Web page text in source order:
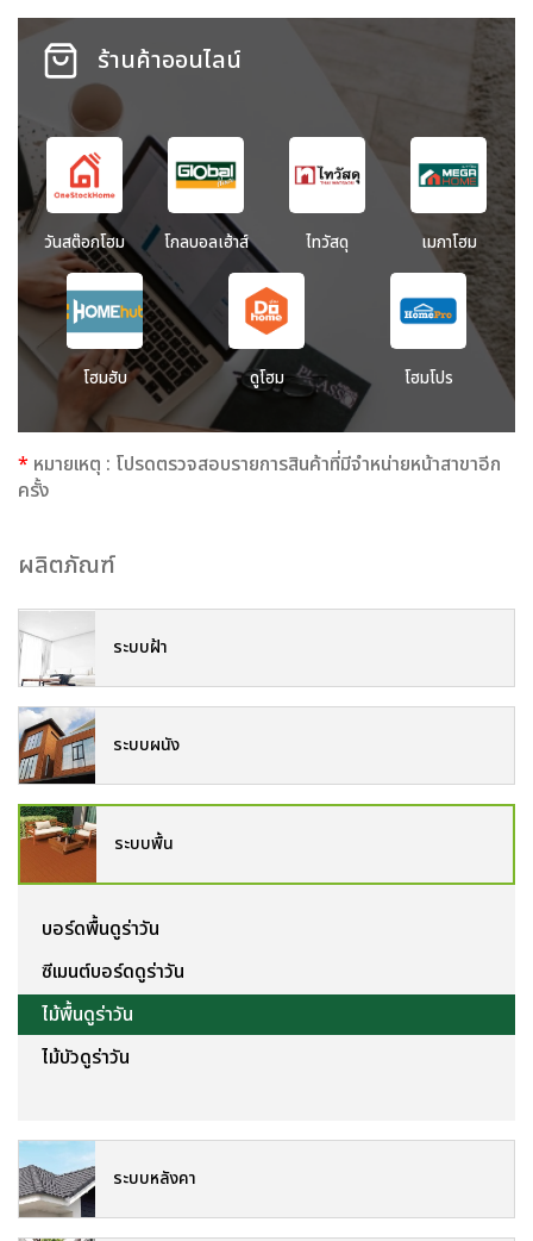
ร้านค้าออนไลน์
วันสต๊อกโฮม โกลบอลเฮ้าส์ ไทวัสดุ เมกาโฮม
โฮมฮับ ดูโฮม โฮมโปร
* หมายเหตุ : โปรดตรวจสอบรายการสินค้าที่มีจำหน่ายหน้าสาขาอีก
ครั้ง
ผลิตภัณฑ์
ระบบฝ้า
ระบบผนัง
ระบบพื้น
บอร์ดพื้นดูร่าวัน
ซีเมนต์บอร์ดดูร่าวัน
ไม้พื้นดูร่าวัน
ไม้บัวดูร่าวัน
ระบบหลังคา